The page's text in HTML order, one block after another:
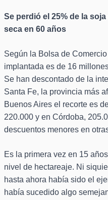
Se perdió el 25% de la
seca en 60 años
Según la Bolsa de
implantada es de 16
Se han descontado de la
Santa Fe, la provincia más
Buenos Aires el recorte es
220.000 y en Córdoba,
descuentos menores en
Es la primera vez en 15
nivel de hectareaje. Ni
hasta ahora había sido el
había sucedido algo